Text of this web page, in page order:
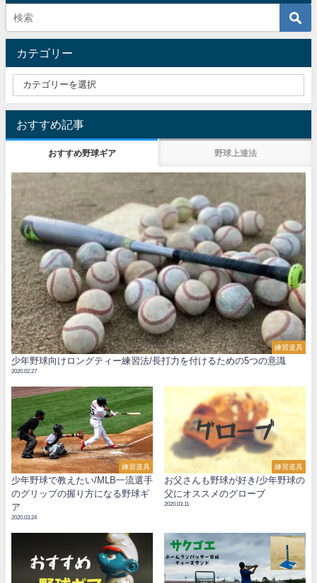
カテゴリー
おすすめ記事
おすすめ野球ギア 野球上達法
練習道具
少年野球向けロングティー練習法/長打力を付けるための5つの意識
2020.02.27
練習道具
少年野球で教えたい/MLB一流選手
のグリップの握り方になる野球ギ
ア
2020.03.24
練習道具
お父さんも野球が好き/少年野球の
父にオススメのグローブ
2020.03.11